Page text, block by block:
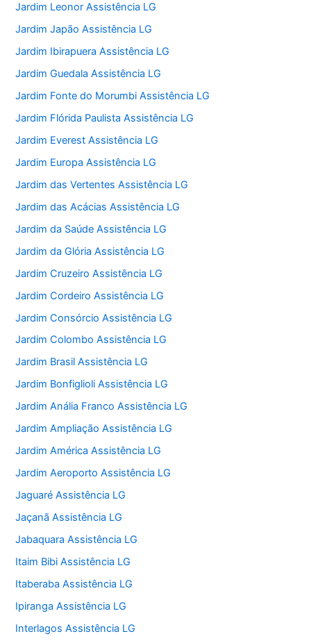
Jardim Leonor Assistência LG
Jardim Japão Assistência LG
Jardim Ibirapuera Assistência LG
Jardim Guedala Assistência LG
Jardim Fonte do Morumbi Assistência LG
Jardim Flórida Paulista Assistência LG
Jardim Everest Assistência LG
Jardim Europa Assistência LG
Jardim das Vertentes Assistência LG
Jardim das Acácias Assistência LG
Jardim da Saúde Assistência LG
Jardim da Glória Assistência LG
Jardim Cruzeiro Assistência LG
Jardim Cordeiro Assistência LG
Jardim Consórcio Assistência LG
Jardim Colombo Assistência LG
Jardim Brasil Assistência LG
Jardim Bonfiglioli Assistência LG
Jardim Anália Franco Assistência LG
Jardim Ampliação Assistência LG
Jardim América Assistência LG
Jardim Aeroporto Assistência LG
Jaguaré Assistência LG
Jaçanã Assistência LG
Jabaquara Assistência LG
Itaim Bibi Assistência LG
Itaberaba Assistência LG
Ipiranga Assistência LG
Interlagos Assistência LG